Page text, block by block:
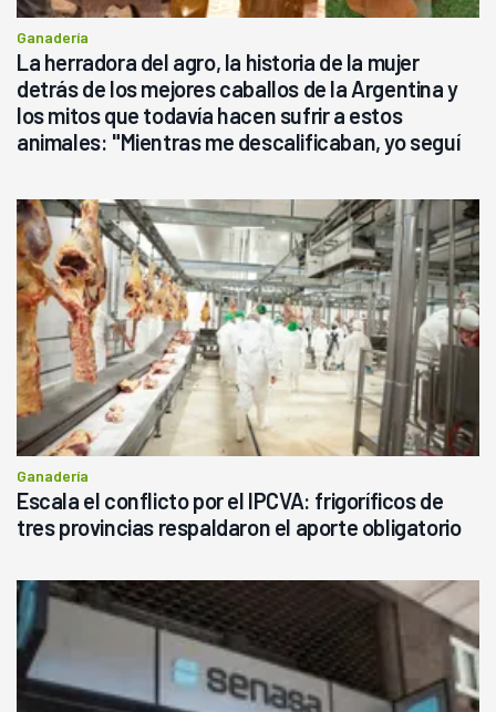
Ganadería
La herradora del agro, la historia de la mujer
detrás de los mejores caballos de la Argentina y
los mitos que todavía hacen sufrir a estos
animales: "Mientras me descalificaban, yo seguí
Ganadería
Escala el conflicto por el IPCVA: frigoríficos de
tres provincias respaldaron el aporte obligatorio